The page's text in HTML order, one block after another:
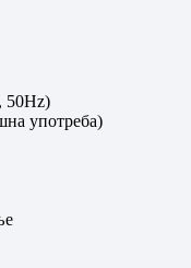
50Hz)
употреба)